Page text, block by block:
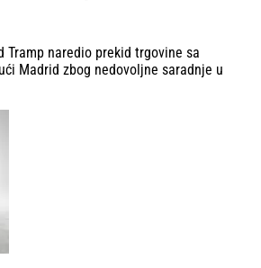
Tramp naredio prekid trgovine sa
Madrid zbog nedovoljne saradnje u